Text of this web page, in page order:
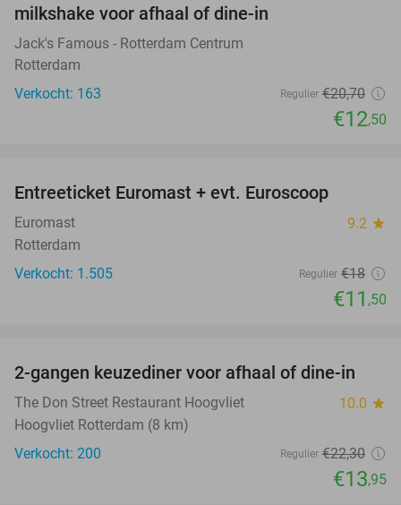
milkshake voor afhaal of dine-in
Jack's Famous - Rotterdam Centrum
Rotterdam
Verkocht: 163
Regulier €20,70
€12,50
Entreeticket Euromast + evt. Euroscoop
Euromast 9.2 star
Rotterdam
Verkocht: 1.505
Regulier €18
€11 ,50
37%
2-gangen keuzediner voor afhaal of dine-in
The Don Street Restaurant Hoogvliet 10.0 star
Hoogvliet Rotterdam (8 km)
Verkocht: 200
Regulier €22,30
€13,95